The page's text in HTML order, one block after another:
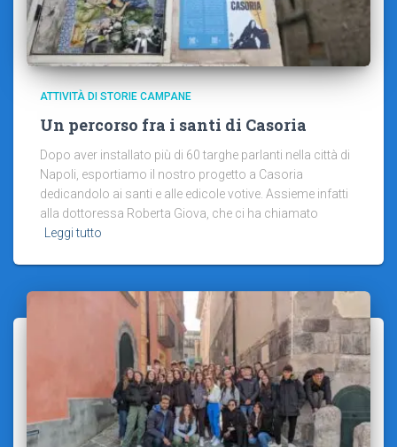
ATTIVITÀ DI STORIE CAMPANE
Un percorso fra i santi di Casoria
Dopo aver installato più di 60 targhe parlanti nella città di
Napoli, esportiamo il nostro progetto a Casoria
dedicandolo ai santi e alle edicole votive. Assieme infatti
alla dottoressa Roberta Giova, che ci ha chiamato
Leggi tutto